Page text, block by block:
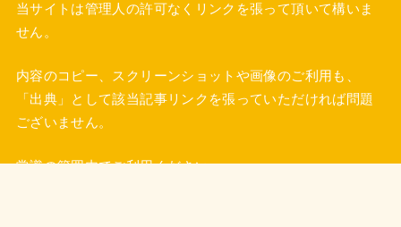
当サイトは管理人の許可なくリンクを張って頂いて構いま
せん。
内容のコピー、スクリーンショットや画像のご利用も、
「出典」として該当記事リンクを張っていただければ問題
ございません。
常識の範囲内でご利用ください。